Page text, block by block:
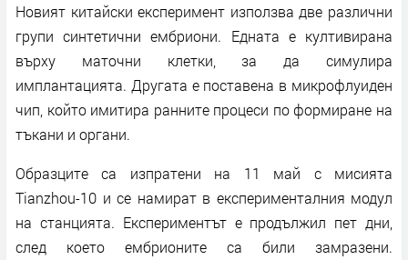
Новият китайски експеримент използва две различни
групи синтетични ембриони. Едната е култивирана
върху маточни клетки, за да симулира
имплантацията. Другата е поставена в микрофлуиден
чип, който имитира ранните процеси по формиране на
тъкани и органи.
Образците са изпратени на 11 май с мисията
Tianzhou-10 и се намират в експерименталния модул
на станцията. Експериментът е продължил пет дни,
след което ембрионите са били замразени.